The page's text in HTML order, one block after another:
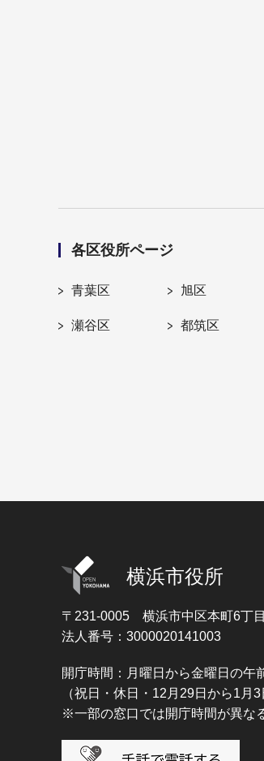
各区役所ページ
青葉区 旭区
瀬谷区 都筑区
横浜市役所
〒231-0005 横浜市中区本町6丁
法人番号：3000020141003
開庁時間：月曜日から金曜日の午
（祝日・休日・12月29日から1月3
※一部の窓口では開庁時間が異な